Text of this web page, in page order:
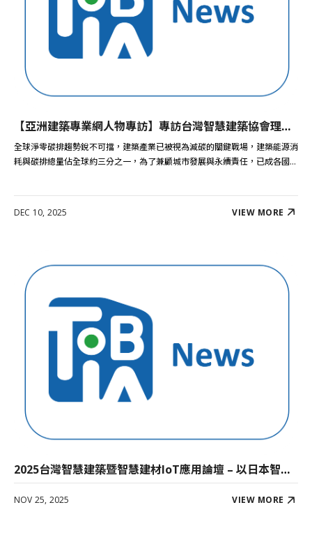
【亞洲建築專業網人物專訪】專訪台灣智慧建築協會理事長温琇玲 以智慧建築領航台灣的永續轉型
全球淨零碳排趨勢銳不可擋，建築產業已被視為減碳的關鍵戰場，建築能源消
耗與碳排總量佔全球約三分之一，為了兼顧城市發展與永續責任，已成各國...
DEC 10, 2025 VIEW MORE
2025台灣智慧建築暨智慧建材loT應用論壇 – 以日本智慧建築產業與材料智慧化應用案例分享 – 簡報
NOV 25, 2025 VIEW MORE